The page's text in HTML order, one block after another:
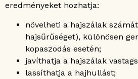
eredményeket hozhatja:
növelheti a hajszálak
hajsűrűséget), különösen
kopaszodás esetén;
javíthatja a hajszálak
lassíthatja a hajhullást;